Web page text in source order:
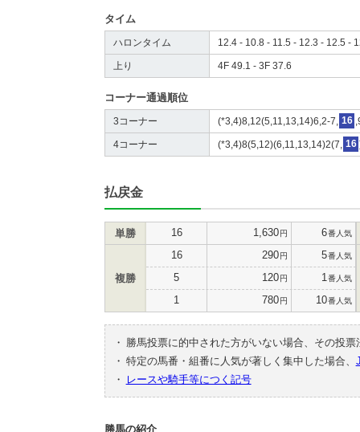
タイム
ハロンタイム 12.4 - 10.8 - 11.5 - 12.3 - 12.5 -
上り 4F 49.1 - 3F 37.6
コーナー通過順位
3コーナー (*3,4)8,12(5,11,13,14)6,2-7, 16
4コーナー (*3,4)8(5,12)(6,11,13,14)2(7, 16
払戻金
単勝 16 1,630円 6番人気
複勝
16 290円 5番人気
5 120円 1 番人気
1 780円 10番人気
・
勝馬投票に的中された方がいない場合、その投
・ 特定の馬番・組番に人気が著しく集中した場合、
・
レースや騎手等につく記号
勝馬の紹介